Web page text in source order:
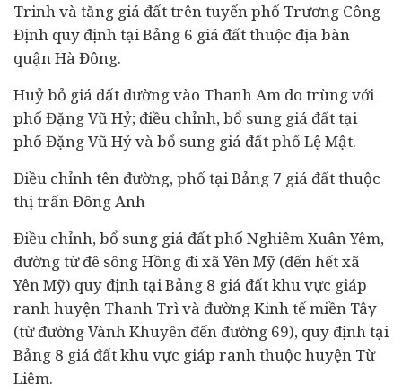
Trinh và tăng giá đất trên tuyến phố Trương Công
Định quy định tại Bảng 6 giá đất thuộc địa bàn
quận Hà Đông.
Huỷ bỏ giá đất đường vào Thanh Am do trùng với
phố Đặng Vũ Hỷ; điều chỉnh, bổ sung giá đất tại
phố Đặng Vũ Hỷ và bổ sung giá đất phố Lệ Mật.
Điều chỉnh tên đường, phố tại Bảng 7 giá đất thuộc
thị trấn Đông Anh
Điều chỉnh, bổ sung giá đất phố Nghiêm Xuân Yêm,
đường từ đê sông Hồng đi xã Yên Mỹ (đến hết xã
Yên Mỹ) quy định tại Bảng 8 giá đất khu vực giáp
ranh huyện Thanh Trì và đường Kinh tế miền Tây
(từ đường Vành Khuyên đến đường 69), quy định tại
Bảng 8 giá đất khu vực giáp ranh thuộc huyện Từ
Liêm.